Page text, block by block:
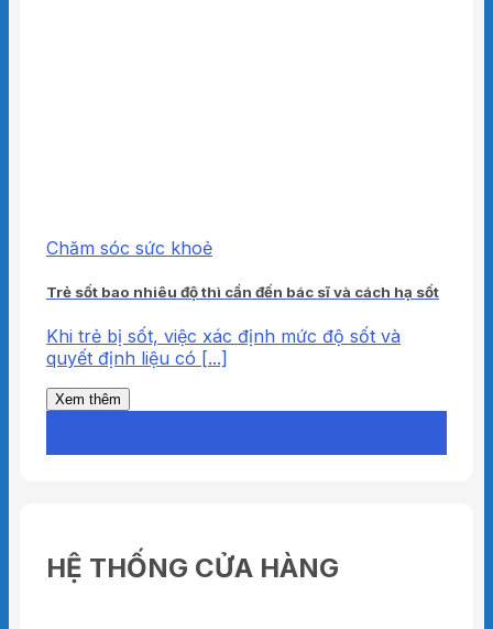
Chăm sóc sức khoẻ
Trẻ sốt bao nhiêu độ thì cần đến bác sĩ và cách hạ sốt
Khi trẻ bị sốt, việc xác định mức độ sốt và
quyết định liệu có [...]
Xem thêm
HỆ THỐNG CỬA HÀNG